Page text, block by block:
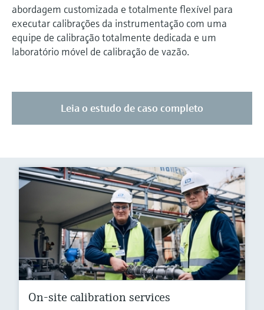
abordagem customizada e totalmente flexível para
executar calibrações da instrumentação com uma
equipe de calibração totalmente dedicada e um
laboratório móvel de calibração de vazão.
Leia o estudo de caso completo
On-site calibration services